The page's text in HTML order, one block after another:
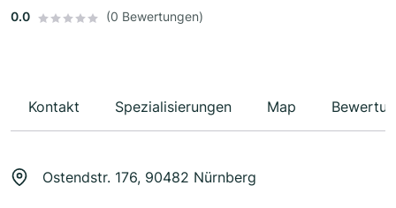
0.0
(0 Bewertungen)
Kontakt Spezialisierungen Map
Ostendstr. 176, 90482 Nürnberg